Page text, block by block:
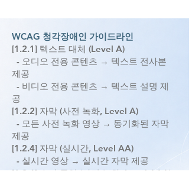
WCAG 청각장애인 가이드라인
[1.2.1] 텍스트 대체 (Level A)
- 오디오 전용 콘텐츠 → 텍스트 전사본
제공
- 비디오 전용 콘텐츠 → 텍스트 설명 제
공
[1.2.2] 자막 (사전 녹화, Level A)
- 모든 사전 녹화 영상 → 동기화된 자막
제공
[1.2.4] 자막 (실시간, Level AA)
- 실시간 영상 → 실시간 자막 제공
[1.2.6] 수어 통역 (사전 녹화, Level AAA)